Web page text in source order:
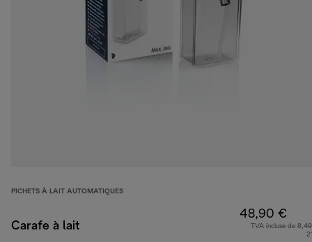
PICHETS À LAIT AUTOMATIQUES
Carafe à lait
48,90 €
TVA incluse de